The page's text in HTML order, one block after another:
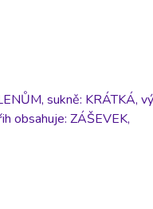
sukně: KRÁTKÁ,
obsahuje: ZÁŠEVEK,